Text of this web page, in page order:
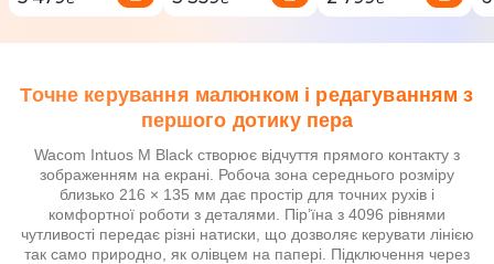
Точне керування малюнком і редагуванням з
першого дотику пера
Wacom Intuos M Black створює відчуття прямого контакту з
зображенням на екрані. Робоча зона середнього розміру
близько 216 × 135 мм дає простір для точних рухів і
комфортної роботи з деталями. Пір’їна з 4096 рівнями
чутливості передає різні натиски, що дозволяє керувати лінією
так само природно, як олівцем на папері. Підключення через